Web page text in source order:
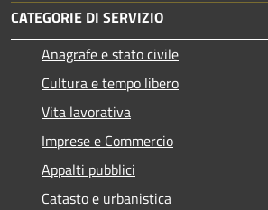
CATEGORIE DI SERVIZIO
Anagrafe e stato civile
Cultura e tempo libero
Vita lavorativa
Imprese e Commercio
Appalti pubblici
Catasto e urbanistica